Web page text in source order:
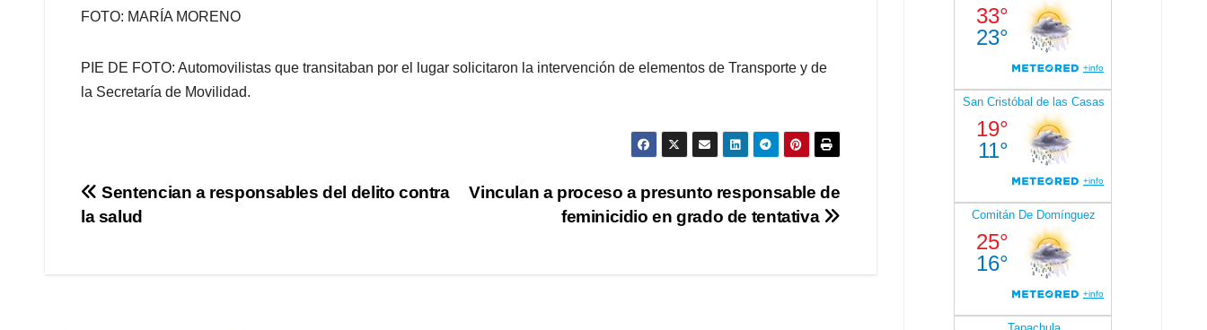
FOTO: MARÍA MORENO
PIE DE FOTO: Automovilistas que transitaban por el lugar solicitaron la intervención de elementos de Transporte y de
la Secretaría de Movilidad.
Navegación
Vinculan a proceso a presunto responsable de
feminicidio en grado de tentativa
Sentencian a responsables del delito contra
la salud